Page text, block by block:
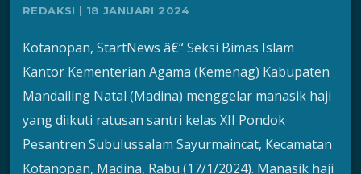
REDAKSI | 18 JANUARI 2024
Kotanopan, StartNews â€“ Seksi Bimas Islam
Kantor Kementerian Agama (Kemenag) Kabupaten
Mandailing Natal (Madina) menggelar manasik haji
yang diikuti ratusan santri kelas XII Pondok
Pesantren Subulussalam Sayurmaincat, Kecamatan
Kotanopan, Madina, Rabu (17/1/2024). Manasik haji